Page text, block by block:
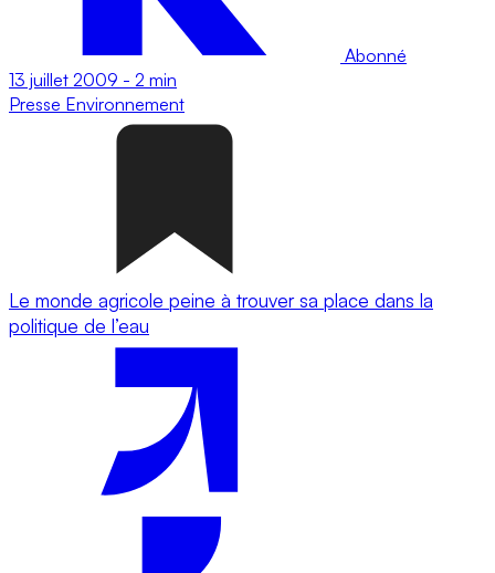
Abonné
13 juillet 2009 - 2 min
Presse Environnement
Le monde agricole peine à trouver sa place dans la
politique de l’eau